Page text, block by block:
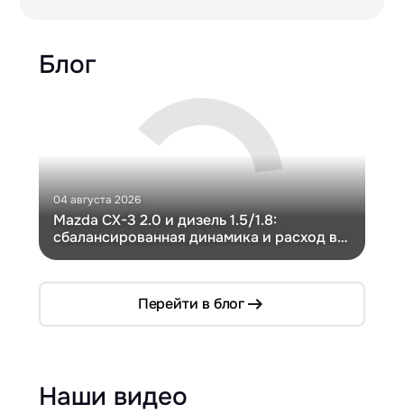
Блог
04 августа 2026
Mazda CX-3 2.0 и дизель 1.5/1.8:
сбалансированная динамика и расход в
Перейти в блог
Наши видео